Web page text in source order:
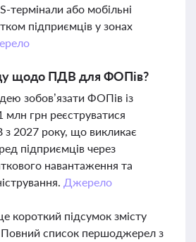
термінали або мобільні
підприємців у зонах
щодо ПДВ для ФОПів?
зобов’язати ФОПів із
грн реєструватися
2027 року, що викликає
підприємців через
навантаження та
Джерело
короткий підсумок змісту
Повний список першоджерел з